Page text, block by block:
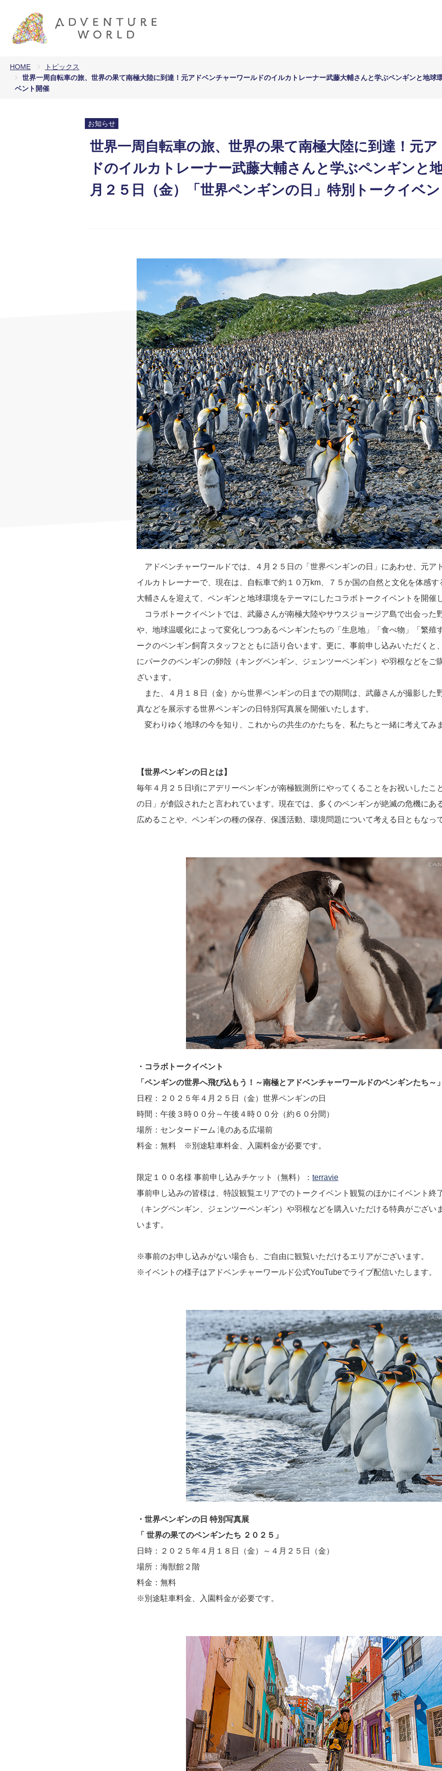
HOME
トピックス
世界一周自転車の旅、世界の果て南極大陸に到達！元アドベンチャーワールドのイルカトレーナー武藤大輔さんと学ぶペンギンと地
ベント開催
お知らせ
世界一周自転車の旅、世界の果て南極大陸に到達！元
ドのイルカトレーナー武藤大輔さんと学ぶペンギンと
月２５日（金）「世界ペンギンの日」特別トークイベ
アドベンチャーワールドでは、４月２５日の「世界ペンギンの日」にあわせ、元ア
イルカトレーナーで、現在は、自転車で約１０万km、７５か国の自然と文化を体感
大輔さんを迎えて、ペンギンと地球環境をテーマにしたコラボトークイベントを開催
コラボトークイベントでは、武藤さんが南極大陸やサウスジョージア島で出会った
や、地球温暖化によって変化しつつあるペンギンたちの「生息地」「食べ物」「繁殖
ークのペンギン飼育スタッフとともに語り合います。更に、事前申し込みいただくと
にパークのペンギンの卵殻（キングペンギン、ジェンツーペンギン）や羽根などをご
ざいます。
また、４月１８日（金）から世界ペンギンの日までの期間は、武藤さんが撮影した
真などを展示する世界ペンギンの日特別写真展を開催いたします。
変わりゆく地球の今を知り、これからの共生のかたちを、私たちと一緒に考えてみ
【世界ペンギンの日とは】
毎年４月２５日頃にアデリーペンギンが南極観測所にやってくることをお祝いしたこ
の日」が創設されたと言われています。現在では、多くのペンギンが絶滅の危機にあ
広めることや、ペンギンの種の保存、保護活動、環境問題について考える日ともなっ
・コラボトークイベント
「ペンギンの世界へ飛び込もう！～南極とアドベンチャーワールドのペンギンたち～
日程：２０２５年４月２５日（金）世界ペンギンの日
時間：午後３時００分～午後４時００分（約６０分間）
場所：センタードーム 滝のある広場前
料金：無料 ※別途駐車料金、入園料金が必要です。
限定１００名様 事前申し込みチケット（無料）： terravie
事前申し込みの皆様は、特設観覧エリアでのトークイベント観覧のほかにイベント終
（キングペンギン、ジェンツーペンギン）や羽根などを購入いただける特典がござ
います。
※事前のお申し込みがない場合も、ご自由に観覧いただけるエリアがございます。
※イベントの様子はアドベンチャーワールド公式YouTubeでライブ配信いたします。
・世界ペンギンの日 特別写真展
「 世界の果てのペンギンたち ２０２５」
日時：２０２５年４月１８日（金）～４月２５日（金）
場所：海獣館２階
料金：無料
※別途駐車料金、入園料金が必要です。